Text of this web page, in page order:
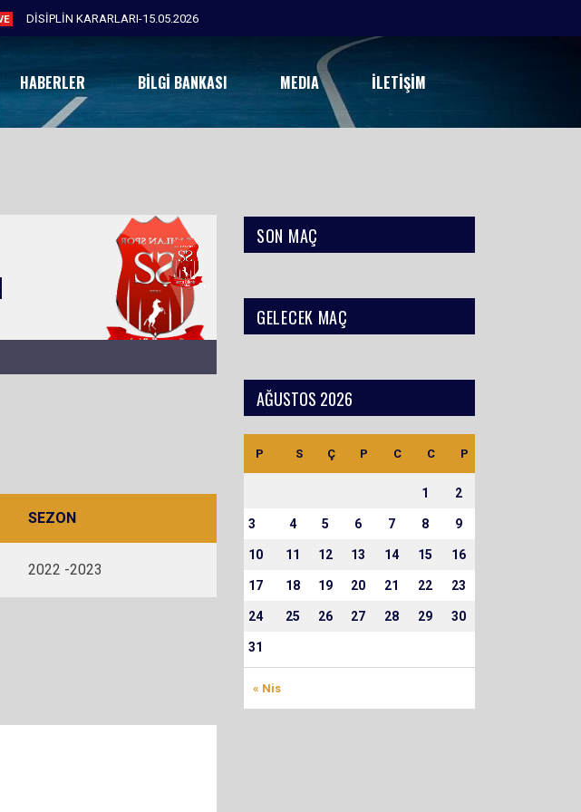
DİSİPLİN KARARLARI-15.05.2026
HABERLER BILGI BANKASI MEDIA İLETIŞIM
SEZON
2022 -2023
SON MAÇ
GELECEK MAÇ
AĞUSTOS 2026
P S Ç P C C P
« Nis
1 2
3 4 5 6 7 8 9
10 11 12 13 14 15 16
17 18 19 20 21 22 23
24 25 26 27 28 29 30
31